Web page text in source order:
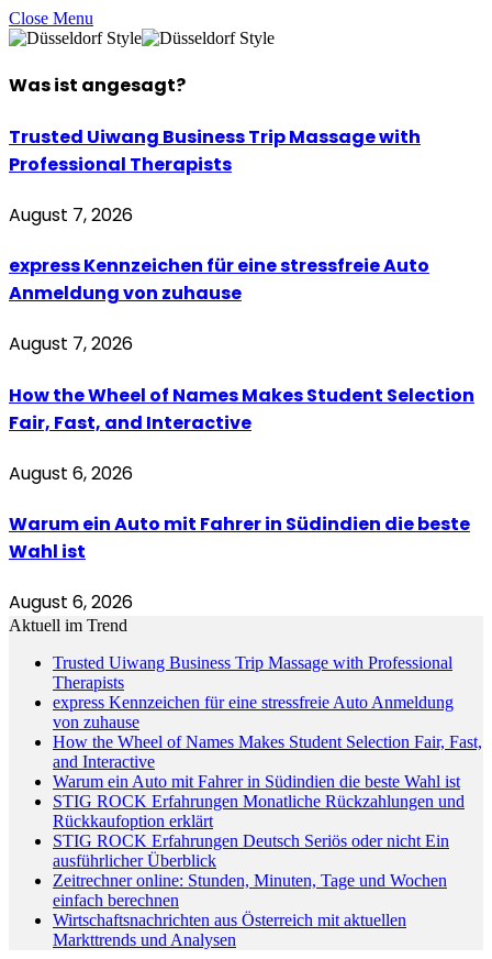
Close Menu
Was ist angesagt?
Trusted Uiwang Business Trip Massage with
Professional Therapists
August 7, 2026
express Kennzeichen für eine stressfreie Auto
Anmeldung von zuhause
August 7, 2026
How the Wheel of Names Makes Student Selection
Fair, Fast, and Interactive
August 6, 2026
Warum ein Auto mit Fahrer in Südindien die beste
Wahl ist
August 6, 2026
Aktuell im Trend
Trusted Uiwang Business Trip Massage with Professional
Therapists
express Kennzeichen für eine stressfreie Auto Anmeldung
von zuhause
How the Wheel of Names Makes Student Selection Fair, Fast,
and Interactive
Warum ein Auto mit Fahrer in Südindien die beste Wahl ist
STIG ROCK Erfahrungen Monatliche Rückzahlungen und
Rückkaufoption erklärt
STIG ROCK Erfahrungen Deutsch Seriös oder nicht Ein
ausführlicher Überblick
Zeitrechner online: Stunden, Minuten, Tage und Wochen
einfach berechnen
Wirtschaftsnachrichten aus Österreich mit aktuellen
Markttrends und Analysen